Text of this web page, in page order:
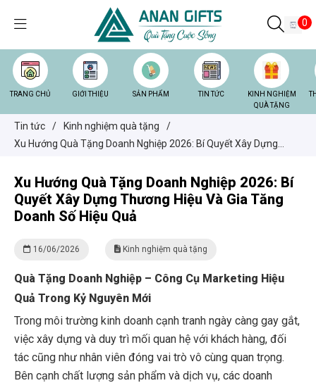
0
TRANG CHỦ GIỚI THIỆU SẢN PHẨM TIN TỨC
KINH NGHIỆM
QUÀ TẶNG
Tin tức / Kinh nghiệm quà tặng
/
Xu Hướng Quà Tặng Doanh Nghiệp 2026: Bí Quyết Xây Dựng
Xu Hướng Quà Tặng Doanh Nghiệp 2026: Bí
Quyết Xây Dựng Thương Hiệu Và Gia Tăng
Doanh Số Hiệu Quả
16/06/2026 Kinh nghiệm quà tặng
Quà Tặng Doanh Nghiệp – Công Cụ Marketing Hiệu
Quả Trong Kỷ Nguyên Mới
Trong môi trường kinh doanh cạnh tranh ngày càng gay gắt,
việc xây dựng và duy trì mối quan hệ với khách hàng, đối
tác cũng như nhân viên đóng vai trò vô cùng quan trọng.
Bên cạnh chất lượng sản phẩm và dịch vụ, các doanh